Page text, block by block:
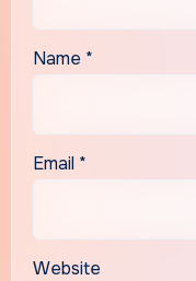
Name *
Email *
Website